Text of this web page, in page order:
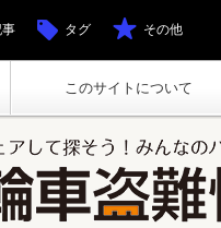
このサイトについて
タグ その他